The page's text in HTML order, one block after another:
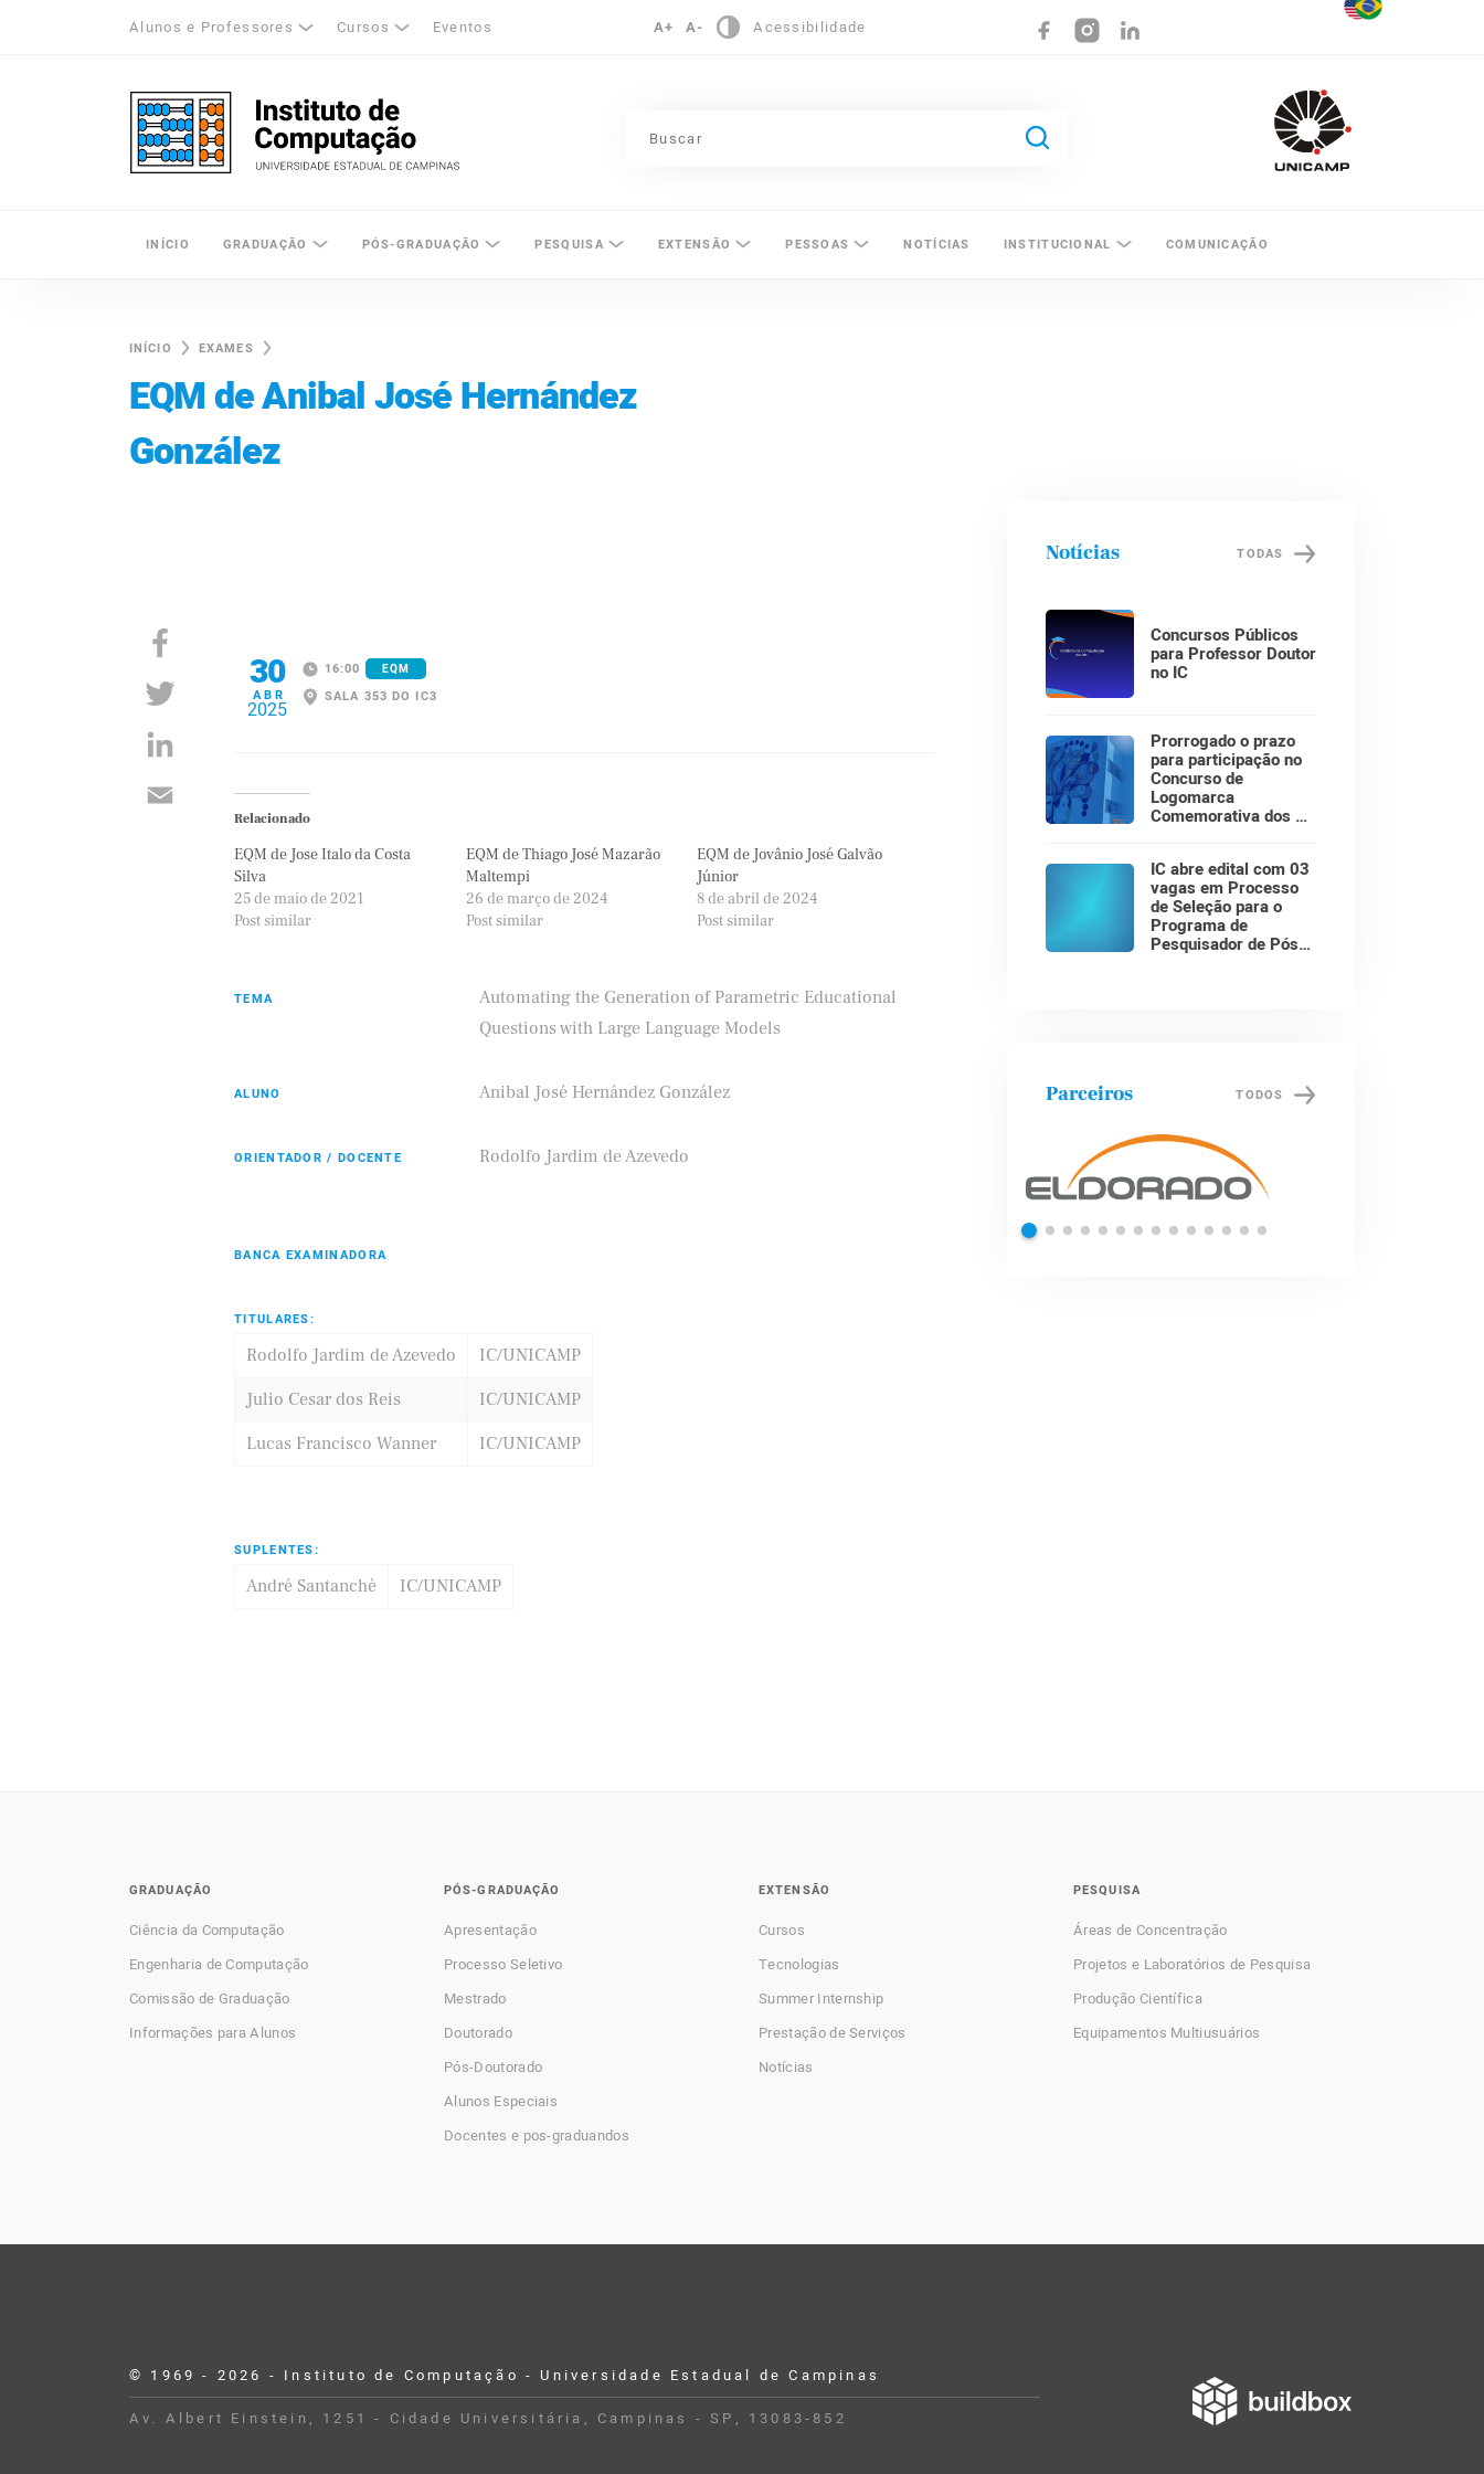
Alunos e Professores Cursos Eventos A+ A- Acessibilidade
Unicamp - Universidade Estadual de Campinas
INÍCIO GRADUAÇÃO PÓS-GRADUAÇÃO PESQUISA EXTENSÃO PESSOAS NOTÍCIAS INSTITUCIONAL COMUNICAÇÃO
INÍCIO EXAMES
EQM de Anibal José Hernández
González
30
ABR
2025
16:00 EQM
SALA 353 DO IC3
Relacionado
EQM de Jose Italo da Costa
Silva
25 de maio de 2021
Post similar
EQM de Thiago José Mazarão
Maltempi
26 de março de 2024
Post similar
EQM de Jovânio José Galvão
Júnior
8 de abril de 2024
Post similar
TEMA
Automating the Generation of Parametric Educational
Questions with Large Language Models
ALUNO Anibal José Hernández González
ORIENTADOR / DOCENTE Rodolfo Jardim de Azevedo
BANCA EXAMINADORA
TITULARES:
Rodolfo Jardim de Azevedo
IC/UNICAMP
Julio Cesar dos Reis
IC/UNICAMP
Lucas Francisco Wanner
IC/UNICAMP
SUPLENTES:
André Santanchè IC/UNICAMP
Notícias TODAS
Concursos Públicos
para Professor Doutor
no IC
Prorrogado o prazo
para participação no
Concurso de
Logomarca
Comemorativa dos 30
IC abre edital com 03
vagas em Processo
de Seleção para o
Programa de
Pesquisador de Pós-
Parceiros TODOS
ifood Shell
GRADUAÇÃO
Ciência da Computação
Engenharia de Computação
Comissão de Graduação
Informações para Alunos
PÓS-GRADUAÇÃO
Apresentação
Processo Seletivo
Mestrado
Doutorado
Pós-Doutorado
Alunos Especiais
Docentes e pos-graduandos
EXTENSÃO
Cursos
Tecnologias
Summer Internship
Prestação de Serviços
Notícias
PESQUISA
Áreas de Concentração
Projetos e Laboratórios de Pesquisa
Produção Científica
Equipamentos Multiusuários
© 1969 - 2026 - Instituto de Computação - Universidade Estadual de Campinas
Av. Albert Einstein, 1251 - Cidade Universitária, Campinas - SP, 13083-852
Desenvolvido por Buildbox